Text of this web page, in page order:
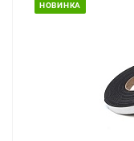
НОВИНКА